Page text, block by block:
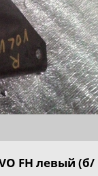
FH левый (б/